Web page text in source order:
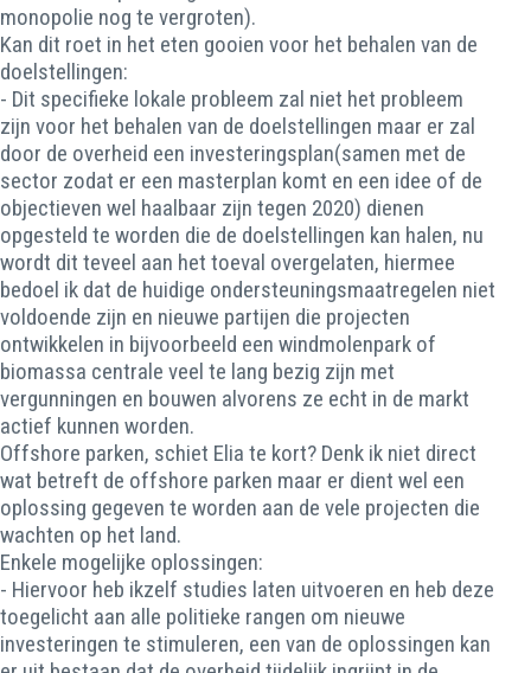
monopolie nog te vergroten).
Kan dit roet in het eten gooien voor het behalen van de
doelstellingen:
- Dit specifieke lokale probleem zal niet het probleem
zijn voor het behalen van de doelstellingen maar er zal
door de overheid een investeringsplan(samen met de
sector zodat er een masterplan komt en een idee of de
objectieven wel haalbaar zijn tegen 2020) dienen
opgesteld te worden die de doelstellingen kan halen, nu
wordt dit teveel aan het toeval overgelaten, hiermee
bedoel ik dat de huidige ondersteuningsmaatregelen niet
voldoende zijn en nieuwe partijen die projecten
ontwikkelen in bijvoorbeeld een windmolenpark of
biomassa centrale veel te lang bezig zijn met
vergunningen en bouwen alvorens ze echt in de markt
actief kunnen worden.
Offshore parken, schiet Elia te kort? Denk ik niet direct
wat betreft de offshore parken maar er dient wel een
oplossing gegeven te worden aan de vele projecten die
wachten op het land.
Enkele mogelijke oplossingen:
- Hiervoor heb ikzelf studies laten uitvoeren en heb deze
toegelicht aan alle politieke rangen om nieuwe
investeringen te stimuleren, een van de oplossingen kan